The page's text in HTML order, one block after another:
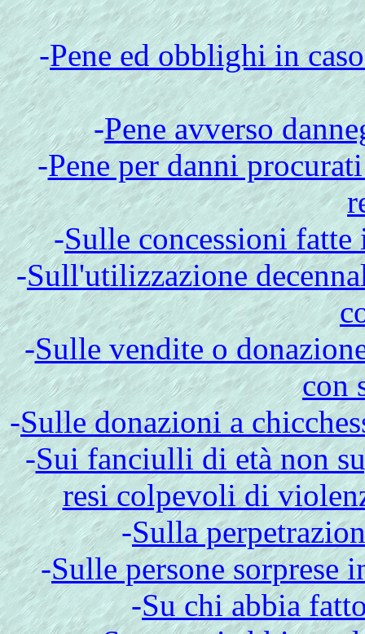
-Pene ed obblighi in
-Pene avverso
-Pene per danni
-Sulle concessioni
-Sull'utilizzazione
-Sulle vendite o
con
-Sulle donazioni a
-Sui fanciulli di età non
resi colpevoli di
-Sulla
-Sulle persone
-Su chi abbia